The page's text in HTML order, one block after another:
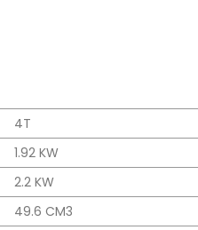
4T
1.92 KW
2.2 KW
49.6 CM3